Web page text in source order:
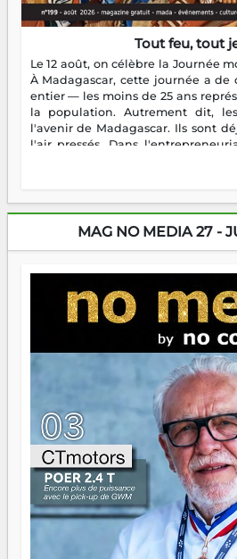
Tout feu, tout
Le 12 août, on célèbre la Journée
À Madagascar, cette journée a
entier — les moins de 25 ans
la population. Autrement dit,
l'avenir de Madagascar. Ils sont
l'air pressés. Dans
plus nombreux à se lancer, à
sans filet, souvent sans aide,
dorment vraiment la nuit. En
encore meilleures. Aina
Prix RFI Instrumental Afrique.
jeunes qui tiennent la torche.
s'arrêter là, applaudir et rentrer
serait passer à côté d'une chose
brûle fort — et parfois, ça brûle
direction peut éclairer autant
là que les aînés entrent en scène
gouvernail, mais pour montrer où
ont la force, les vieux ont
n'est pas un combat de
d'équipage. Partagez vos
Surtout vos échecs, d'ailleurs — ils
n'importe quel manuel. À
Il faut juste s'assurer que tout le
même sens.
MAG NO MEDIA 27 -